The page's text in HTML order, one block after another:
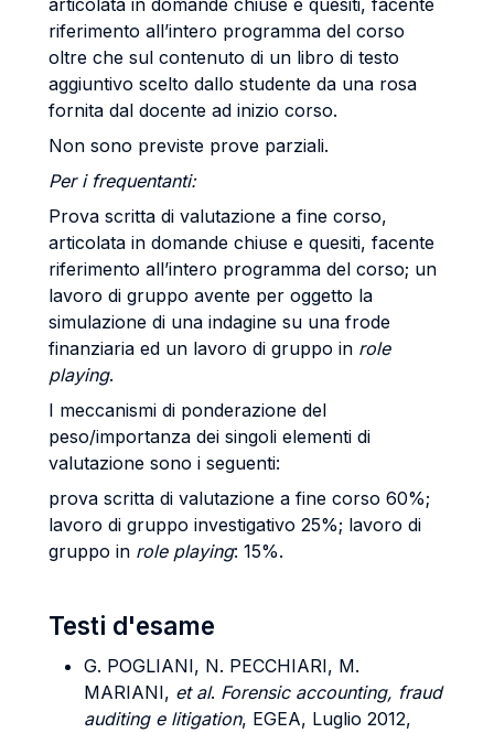
articolata in domande chiuse e quesiti, facente
riferimento all’intero programma del corso
oltre che sul contenuto di un libro di testo
aggiuntivo scelto dallo studente da una rosa
fornita dal docente ad inizio corso.
Non sono previste prove parziali.
Per i frequentanti:
Prova scritta di valutazione a fine corso,
articolata in domande chiuse e quesiti, facente
riferimento all’intero programma del corso; un
lavoro di gruppo avente per oggetto la
simulazione di una indagine su una frode
finanziaria ed un lavoro di gruppo in role
playing.
I meccanismi di ponderazione del
peso/importanza dei singoli elementi di
valutazione sono i seguenti:
prova scritta di valutazione a fine corso 60%;
lavoro di gruppo investigativo 25%; lavoro di
gruppo in role playing: 15%.
Testi d'esame
G. POGLIANI, N. PECCHIARI, M.
MARIANI, et al. Forensic accounting, fraud
auditing e litigation, EGEA, Luglio 2012,